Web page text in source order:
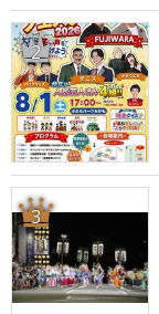
2
3